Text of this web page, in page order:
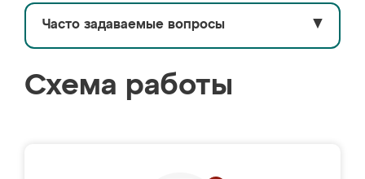
Часто задаваемые вопросы ▼
Схема работы